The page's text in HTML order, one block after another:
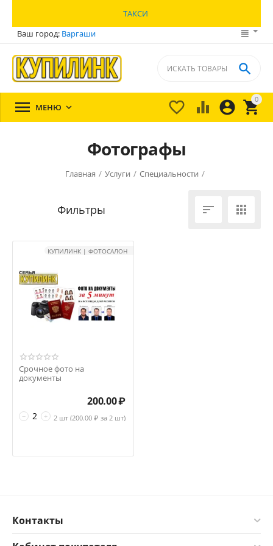
ТАКСИ
Ваш город: Варгаши
0


 

 МЕНЮ 
Фотографы
Главная / Услуги / Специальности /
 
КУПИЛИНК | ФОТОСАЛОН
Срочное фото на
документы
+
−
200.00₽
2 шт (200.00 ₽ за 2 шт)
Контакты